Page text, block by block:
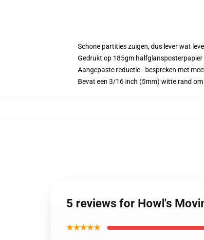
Schone partities zuigen, dus lever wat
Gedrukt op 185gm halfglansposterpapier
Aangepaste reductie - bespreken met
Bevat een 3/16 inch (5mm) witte rand
5 reviews for Howl's
★★★★★